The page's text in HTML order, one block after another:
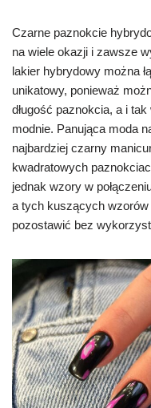
Czarne paznokcie
na wiele okazji i zawsze
lakier hybrydowy można
unikatowy, ponieważ
długość paznokcia, a i
modnie. Panująca moda
najbardziej czarny
kwadratowych
jednak wzory w
a tych kuszących
pozostawić bez